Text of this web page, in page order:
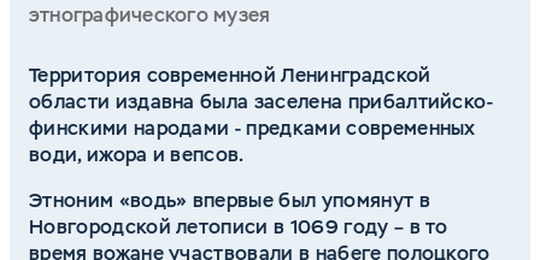
этнографического музея
Территория современной Ленинградской
области издавна была заселена прибалтийско-
финскими народами - предками современных
води, ижора и вепсов.
Этноним «водь» впервые был упомянут в
Новгородской летописи в 1069 году – в то
время вожане участвовали в набеге полоцкого